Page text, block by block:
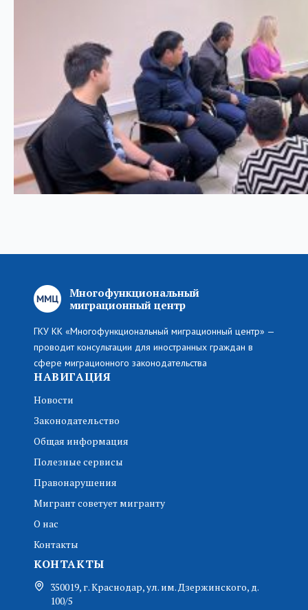
Многофункциональный
миграционный центр
ГКУ КК «Многофункциональный миграционный центр» —
проводит консультации для иностранных граждан в
сфере миграционного законодательства
НАВИГАЦИЯ
Новости
Законодательство
Общая информация
Полезные сервисы
Правонарушения
Мигрант советует мигранту
О нас
Контакты
КОНТАКТЫ
350019, г. Краснодар, ул. им. Дзержинского, д.
100/5